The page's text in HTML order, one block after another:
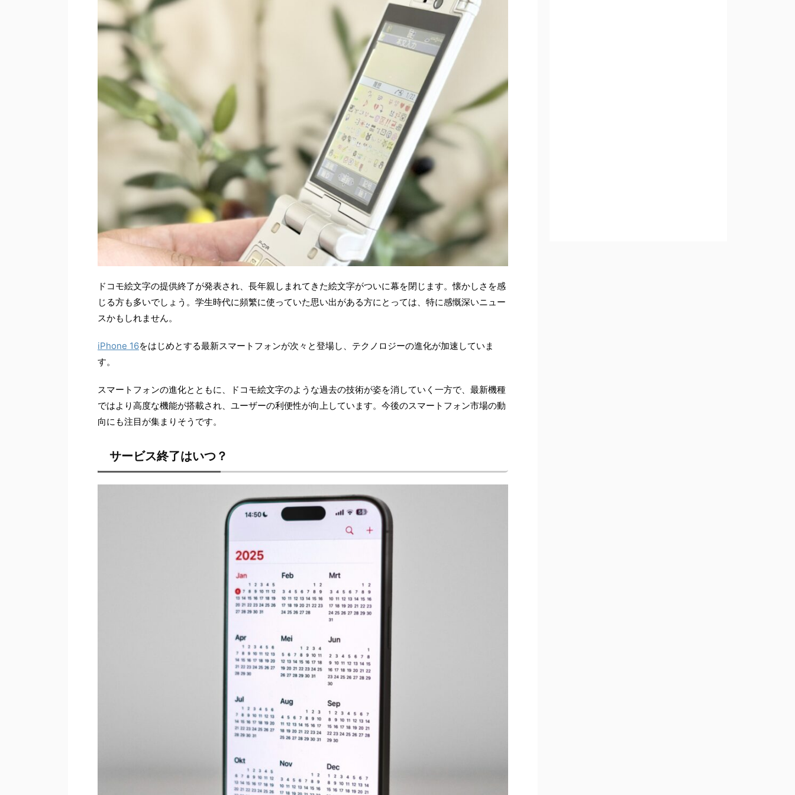
ドコモ絵文字の提供終了が発表され、長年親しまれてきた絵文字がついに幕を閉じます。懐かしさを感
じる方も多いでしょう。学生時代に頻繁に使っていた思い出がある方にとっては、特に感慨深いニュー
スかもしれません。
iPhone 16をはじめとする最新スマートフォンが次々と登場し、テクノロジーの進化が加速していま
す。
スマートフォンの進化とともに、ドコモ絵文字のような過去の技術が姿を消していく一方で、最新機種
ではより高度な機能が搭載され、ユーザーの利便性が向上しています。今後のスマートフォン市場の動
向にも注目が集まりそうです。
サービス終了はいつ？